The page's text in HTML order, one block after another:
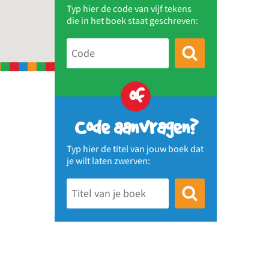
Typ hier de code van vijf tekens
die in het boek staat geschreven:
of
Code aanvragen?
Typ hier de titel van jouw boek dat
je wilt laten zwerven: